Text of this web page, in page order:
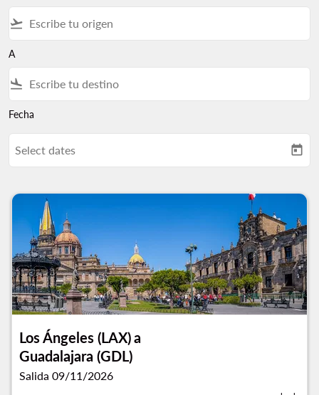
flight_takeoff
A
flight_land
Fecha
Select dates today
Los Ángeles (LAX)a
Guadalajara (GDL)
Salida 09/11/2026